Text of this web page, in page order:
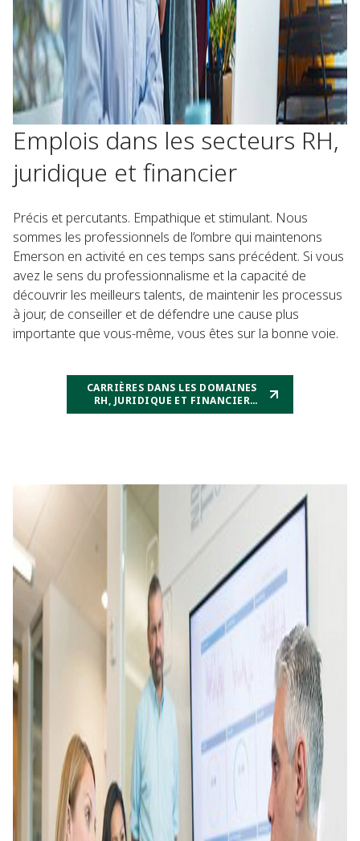
Emplois dans les secteurs RH,
juridique et financier
Précis et percutants. Empathique et stimulant. Nous
sommes les professionnels de l’ombre qui maintenons
Emerson en activité en ces temps sans précédent. Si vous
avez le sens du professionnalisme et la capacité de
découvrir les meilleurs talents, de maintenir les processus
à jour, de conseiller et de défendre une cause plus
importante que vous-même, vous êtes sur la bonne voie.
CARRIÈRES DANS LES DOMAINES
RH, JURIDIQUE ET FINANCIER
CHEZ EMERSON